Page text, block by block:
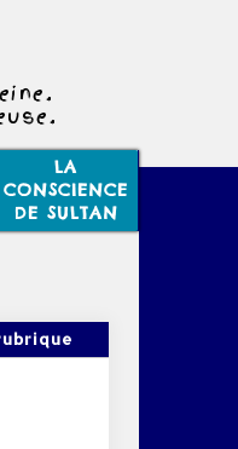
LA
CONSCIENCE
DE SULTAN